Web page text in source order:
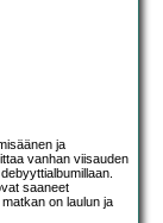
ja
vanhan viisauden
saaneet
on laulun ja